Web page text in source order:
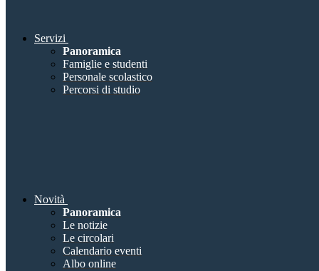
Servizi
Panoramica
Famiglie e studenti
Personale scolastico
Percorsi di studio
Novità
Panoramica
Le notizie
Le circolari
Calendario eventi
Albo online